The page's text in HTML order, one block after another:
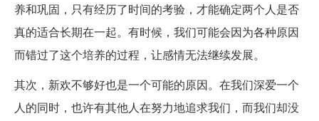
养和巩固，只有经历了时间的考验，才能确定两个人是否
真的适合长期在一起。有时候，我们可能会因为各种原因
而错过了这个培养的过程，让感情无法继续发展。
其次，新欢不够好也是一个可能的原因。在我们深爱一个
人的同时，也许有其他人在努力地追求我们，而我们却没